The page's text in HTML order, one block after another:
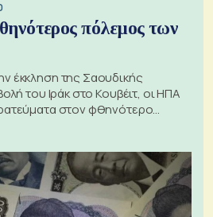
πόλεμος των
έκκληση της Σαουδικής
του Ιράκ στο Κουβέιτ, οι ΗΠΑ
στον φθηνότερο